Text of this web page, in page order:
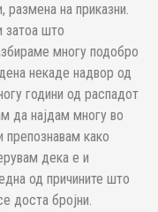
размена на приказни.
затоа што
многу подобро
некаде надвор од
години од распадот
да најдам многу во
препознавам како
дека е и
од причините што
доста бројни.